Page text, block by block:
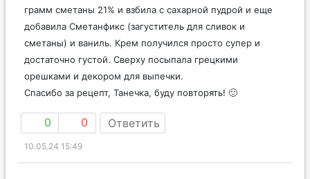
грамм сметаны 21% и взбила с сахарной пудрой и еще
добавила Сметанфикс (загуститель для сливок и
сметаны) и ваниль. Крем получился просто супер и
достаточно густой. Сверху посыпала грецкими
орешками и декором для выпечки.
Спасибо за рецепт, Танечка, буду повторять! 🙂
0 0 Ответить
10.05.24 15:49